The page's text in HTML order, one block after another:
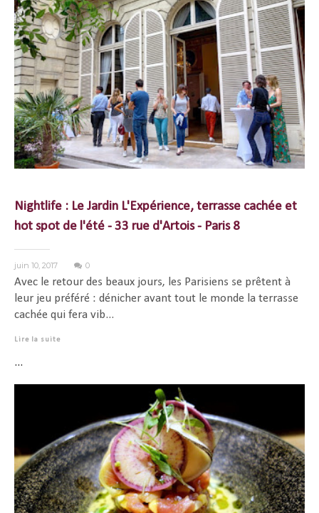
Nightlife : Le Jardin L'Expérience, terrasse cachée et
hot spot de l'été - 33 rue d'Artois - Paris 8
juin 10, 2017 0
Avec le retour des beaux jours, les Parisiens se prêtent à
leur jeu préféré : dénicher avant tout le monde la terrasse
cachée qui fera vib...
Lire la suite
...